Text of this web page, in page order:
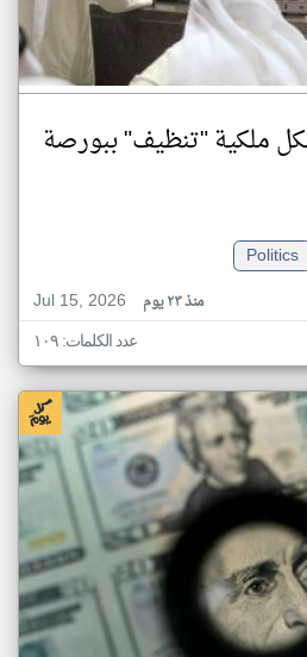
ملكية "تنظيف" ببورصة
Politics
Jul 15, 2026
منذ ٢٣ يوم
عدد الكلمات: ١٠٩